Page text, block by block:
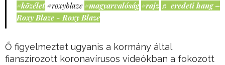
#közélet #roxyblaze #magyarvalóság #rajz ♬ eredeti hang –
Roxy Blaze - Roxy Blaze
Ő figyelmeztet ugyanis a kormány által
fianszírozott koronavírusos videókban a fokozott